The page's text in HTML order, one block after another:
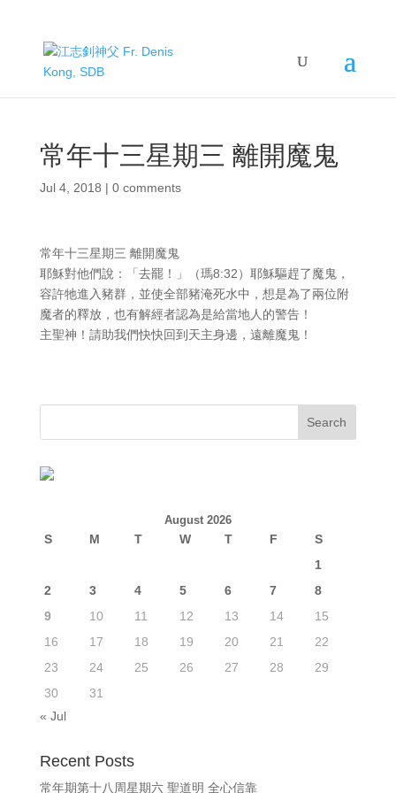
常年十三星期三 離開魔鬼
Jul 4, 2018 | 0 comments
常年十三星期三 離開魔鬼
耶穌對他們說：「去罷！」（瑪8:32）耶穌驅趕了魔鬼，
容許牠進入豬群，並使全部豬淹死水中，想是為了兩位附
魔者的釋放，也有解經者認為是給當地人的警告！
主聖神！請助我們快快回到天主身邊，遠離魔鬼！
August 2026
S M T W T F
S
1
2
3 4 5 6 7
8
9
10 11 12 13 14
15
16
17 18 19 20 21
22
23
24 25 26 27 28
29
30
31
« Jul
Recent Posts
常年期第十八周星期六 聖道明 全心信靠